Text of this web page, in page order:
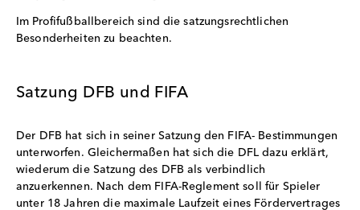
Im Profifußballbereich sind die satzungsrechtlichen
Besonderheiten zu beachten.
Satzung DFB und FIFA
Der DFB hat sich in seiner Satzung den FIFA- Bestimmungen
unterworfen. Gleichermaßen hat sich die DFL dazu erklärt,
wiederum die Satzung des DFB als verbindlich
anzuerkennen. Nach dem FIFA-Reglement soll für Spieler
unter 18 Jahren die maximale Laufzeit eines Fördervertrages